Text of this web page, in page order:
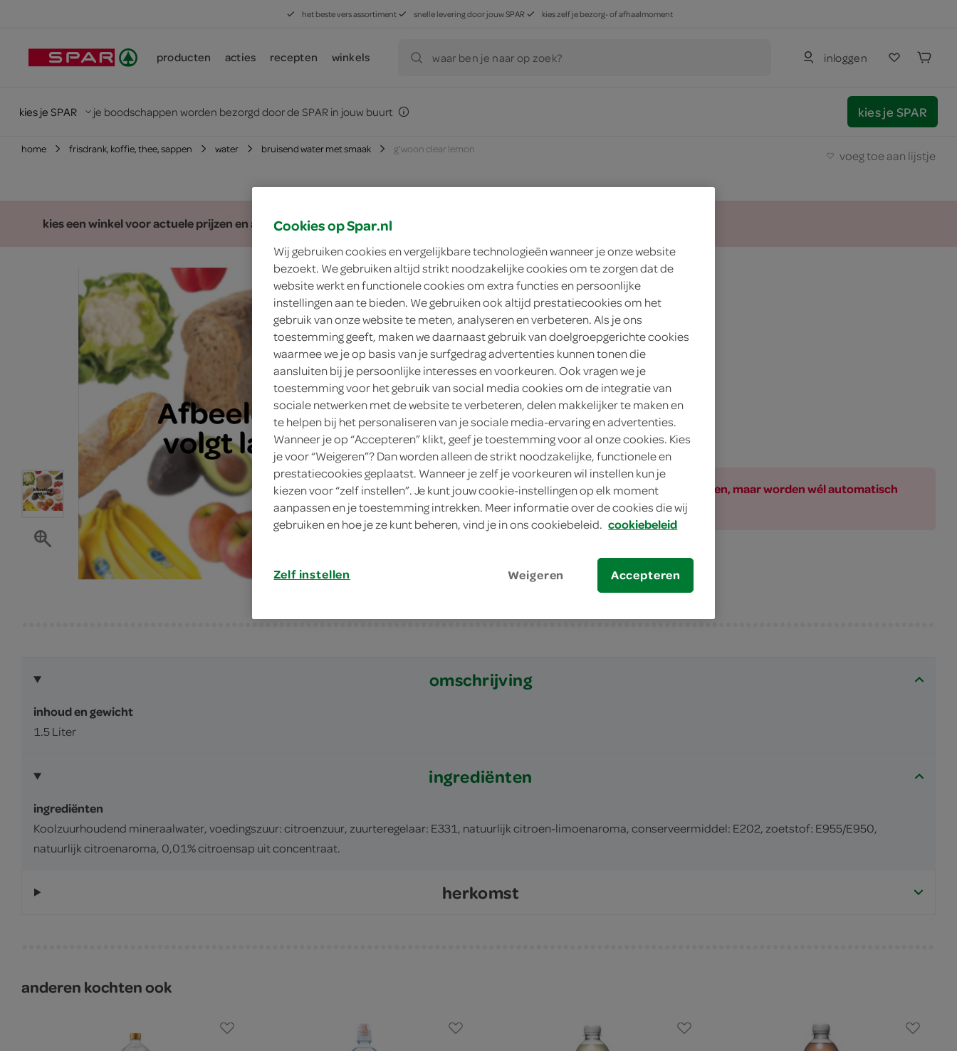
het beste vers assortiment snelle levering door jouw SPAR kies zelf je bezorg- of afhaalmoment
producten acties recepten winkels waar ben je naar op zoek? inloggen
kies je SPAR je boodschappen worden bezorgd door de SPAR in jouw buurt kies je SPAR
home frisdrank, koffie, thee, sappen water bruisend water met smaak g'woon clear lemon voeg toe aan lijstje
kies een winkel voor actuele prijzen en assortiment
g'woon clear lemon
g'woon
1.
39
1.5 Liter
in winkelmand
Let op: aanbiedingen zijn niet zichtbaar bij de producten, maar worden wél automatisch
verwerkt in de winkelmand.
omschrijving
inhoud en gewicht
1.5 Liter
ingrediënten
ingrediënten
Koolzuurhoudend mineraalwater, voedingszuur: citroenzuur, zuurteregelaar: E331, natuurlijk citroen-limoenaroma, conserveermiddel: E202, zoetstof: E955/E950,
natuurlijk citroenaroma, 0,01% citroensap uit concentraat.
herkomst
anderen kochten ook
Cookies op Spar.nl
Wij gebruiken cookies en vergelijkbare technologieën wanneer je onze website
bezoekt. We gebruiken altijd strikt noodzakelijke cookies om te zorgen dat de
website werkt en functionele cookies om extra functies en persoonlijke
instellingen aan te bieden. We gebruiken ook altijd prestatiecookies om het
gebruik van onze website te meten, analyseren en verbeteren. Als je ons
toestemming geeft, maken we daarnaast gebruik van doelgroepgerichte cookies
waarmee we je op basis van je surfgedrag advertenties kunnen tonen die
aansluiten bij je persoonlijke interesses en voorkeuren. Ook vragen we je
toestemming voor het gebruik van social media cookies om de integratie van
sociale netwerken met de website te verbeteren, delen makkelijker te maken en
te helpen bij het personaliseren van je sociale media-ervaring en advertenties.
Wanneer je op “Accepteren” klikt, geef je toestemming voor al onze cookies. Kies
je voor “Weigeren”? Dan worden alleen de strikt noodzakelijke, functionele en
prestatiecookies geplaatst. Wanneer je zelf je voorkeuren wil instellen kun je
kiezen voor “zelf instellen”. Je kunt jouw cookie-instellingen op elk moment
aanpassen en je toestemming intrekken. Meer informatie over de cookies die wij
gebruiken en hoe je ze kunt beheren, vind je in ons cookiebeleid. cookiebeleid
Zelf instellen Weigeren Accepteren